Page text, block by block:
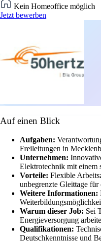
Kein Homeoffice möglich
Jetzt bewerben
Auf einen Blick
Aufgaben:
Freileitungen in
Unternehmen:
Elektrotechnik mit einem
Vorteile: Flexible
unbegrenzte Gleittage
Weitere Informationen:
Warum dieser Job: Sei
Energieversorgung
Qualifikationen:
Deutschkenntnisse und